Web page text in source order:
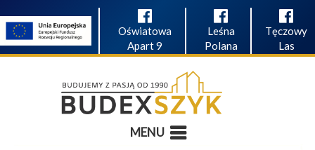
Oświatowa
Apart 9
Leśna
Polana
Tęczowy
Las
MENU